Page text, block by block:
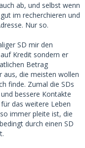
ab, und selbst wenn
im recherchieren und
Nur so.
SD mir den
Kredit sondern er
Betrag
aus, die meisten wollen
finde. Zumal die SDs
bessere Kontakte
das weitere Leben
immer pleite ist, die
durch einen SD